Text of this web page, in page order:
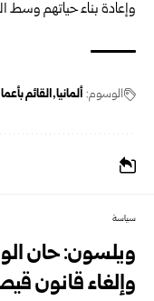
وإعادة بناء حياتهم وسط
الوسوم: ألمانيا القائم
سياسة
ويلسون: حان
وإلغاء قانون